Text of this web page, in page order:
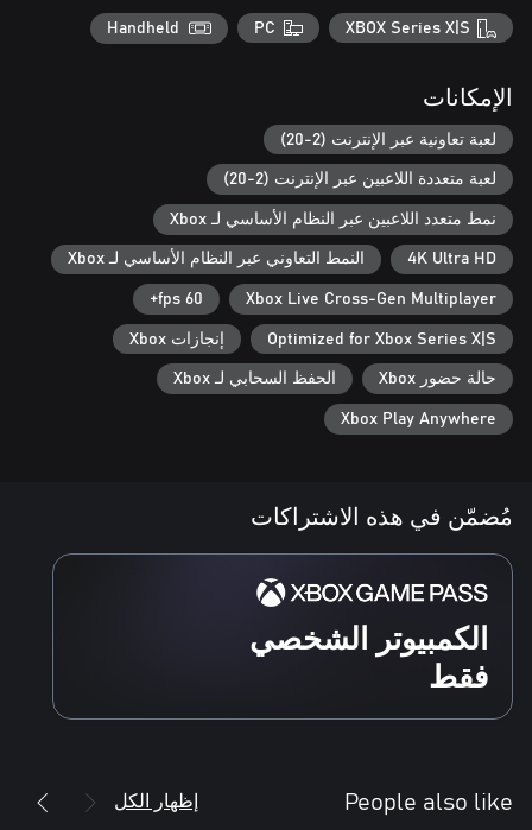
*آمل أن أتمكن من إنشاء لوبييات تتسع ل50 لاعب، ولكن إلى حين
متأكدًا مما إذا كان الكثير من الناس سيشعرون بالاكتظاظ، لذلك قد
مرحباً، أنا ماكس! Sledding Game هي أول لعبة فيديو لي على
الإطلاق! لقد كنت أشارك تقدمي في التطوير عبر الإنترنت منذ البداية،
XBOX Series X|S
PC
Handheld
الإمكانات
لعبة تعاونية عبر الإنترنت (2-20)
لعبة متعددة اللاعبين عبر الإنترنت (2-20)
نمط متعدد اللاعبين عبر النظام الأساسي لـ Xbox
4K Ultra HD النمط التعاوني عبر النظام الأساسي لـ Xbox
Xbox Live Cross-Gen Multiplayer
60 fps+
Optimized for Xbox Series X|S إنجازات Xbox
حالة حضور Xbox الحفظ السحابي لـ Xbox
Xbox Play Anywhere
مُضمّن في هذه الاشتراكات
الكمبيوتر الشخصي
فقط
People also like إظهار الكل